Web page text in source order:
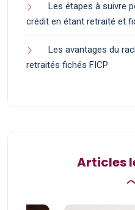
Les étapes à suivre
crédit en étant retraité et
Les avantages du
retraités fichés FICP
Articles